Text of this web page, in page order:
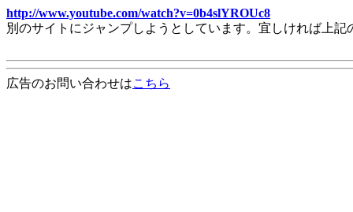
http://www.youtube.com/watch?v=0b4slYROUc8
別のサイトにジャンプしようとしています。宜しければ上
広告のお問い合わせはこちら